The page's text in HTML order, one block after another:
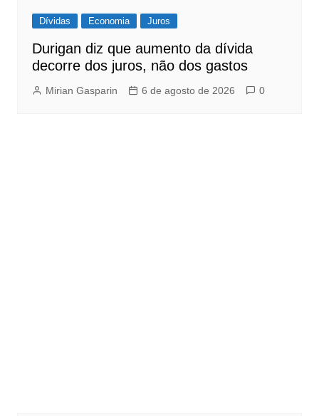
Dívidas Economia Juros
Durigan diz que aumento da dívida
decorre dos juros, não dos gastos
Mirian Gasparin 6 de agosto de 2026 0